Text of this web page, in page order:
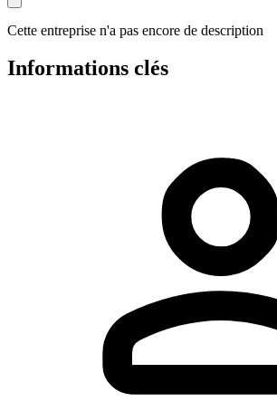
Cette entreprise n'a pas encore de description
Informations clés